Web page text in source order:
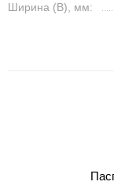
Ширина (B), мм: